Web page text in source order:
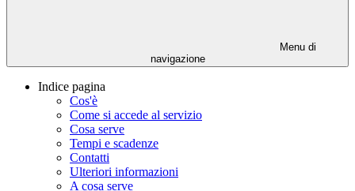
Menu di
navigazione
Indice pagina
Cos'è
Come si accede al servizio
Cosa serve
Tempi e scadenze
Contatti
Ulteriori informazioni
A cosa serve